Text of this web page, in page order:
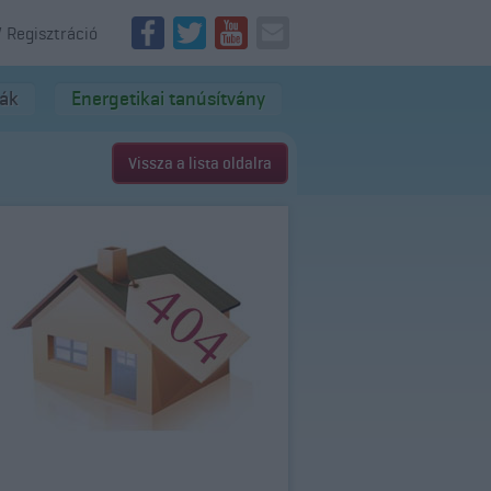
Regisztráció
Energetikai tanúsítvány
Vissza a lista oldalra